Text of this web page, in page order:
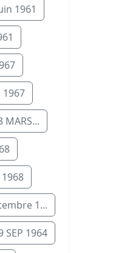
1961
1967
MARS...
1...
SEP 1964